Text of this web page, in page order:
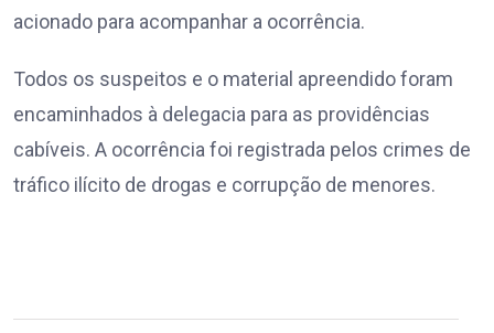
acionado para acompanhar a ocorrência.
Todos os suspeitos e o material apreendido foram
encaminhados à delegacia para as providências
cabíveis. A ocorrência foi registrada pelos crimes de
tráfico ilícito de drogas e corrupção de menores.